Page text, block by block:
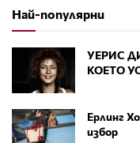
Най-популярни
УЕРИС
КОЕТО
Ерлинг
избор